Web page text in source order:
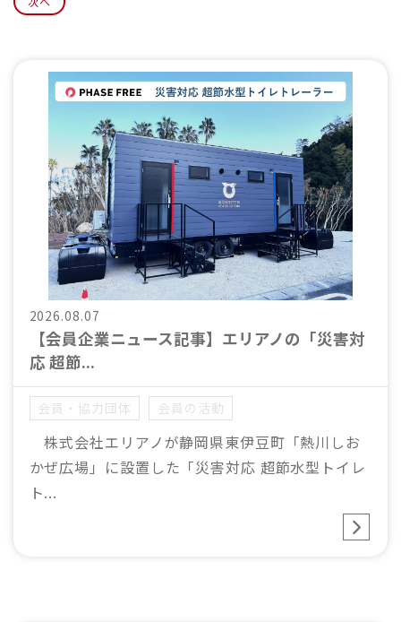
2026.08.07
【会員企業ニュース記事】エリアノの「災害対
応 超節...
会員・協力団体 会員の活動
株式会社エリアノが静岡県東伊豆町「熱川しお
かぜ広場」に設置した「災害対応 超節水型トイレ
ト...